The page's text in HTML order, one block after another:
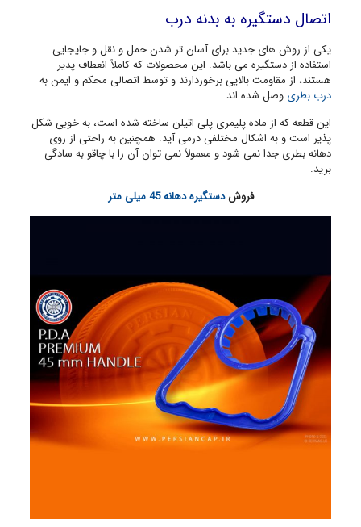
اتصال دستگیره به بدنه درب
یکی از روش های جدید برای آسان تر شدن حمل و نقل و جایجایی
استفاده از دستگیره می باشد. این محصولات که کاملاً انعطاف پذیر
هستند، از مقاومت بالایی برخوردارند و توسط اتصالی محکم و ایمن به
درب بطری وصل شده اند.
این قطعه که از ماده پلیمری پلی اتیلن ساخته شده است، به خوبی شکل
پذیر است و به اشکال مختلفی درمی آید. همچنین به راحتی از روی
دهانه بطری جدا نمی شود و معمولاً نمی توان آن را با چاقو به سادگی
برید.
فروشدستگیره دهانه 45 میلی متر